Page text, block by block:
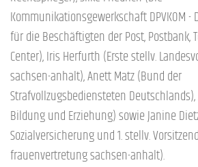
Kommunikationsgewerkschaft DPVKOM
für die Beschäftigten der Post, Postbank,
Center), Iris Herfurth (Erste stellv.
sachsen-anhalt), Anett Matz (Bund der
Strafvollzugsbediensteten
Bildung und Erziehung) sowie Janine
Sozialversicherung und 1. stellv.
frauenvertretung sachsen-anhalt).